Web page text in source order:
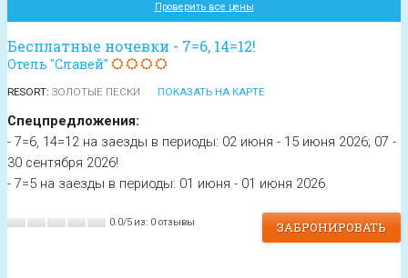
Проверить все цены
Бесплатные ночевки - 7=6, 14=12!
Отель "Славей"
RESORT: ЗОЛОТЫЕ ПЕСКИ ПОКАЗАТЬ НА КАРТЕ
Спецпредложения:
- 7=6, 14=12 на заезды в периоды: 02 июня - 15 июня 2026; 07 -
30 сентября 2026!
- 7=5 на заезды в периоды: 01 июня - 01 июня 2026.
ЗАБРОНИРОВАТЬ
0.0/5 из: 0 отзывы